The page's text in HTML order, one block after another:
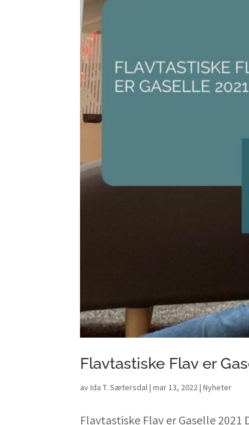
Flavtastiske Flav er
avIda T. Sætersdal|mar 13, 2022|Nyheter
Flavtastiske Flav er Gaselle